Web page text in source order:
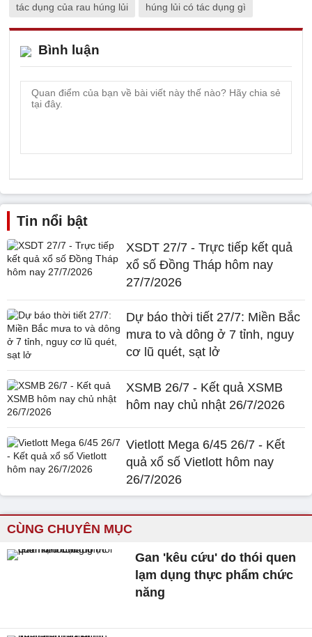
tác dụng của rau húng lủi húng lủi có tác dụng gì
Bình luận
Tin nổi bật
XSDT 27/7 - Trực tiếp kết quả
xổ số Đồng Tháp hôm nay
27/7/2026
Dự báo thời tiết 27/7: Miền Bắc
mưa to và dông ở 7 tỉnh, nguy
cơ lũ quét, sạt lở
XSMB 26/7 - Kết quả XSMB
hôm nay chủ nhật 26/7/2026
Vietlott Mega 6/45 26/7 - Kết
quả xổ số Vietlott hôm nay
26/7/2026
CÙNG CHUYÊN MỤC
Gan 'kêu cứu' do thói quen
lạm dụng thực phẩm chức
năng